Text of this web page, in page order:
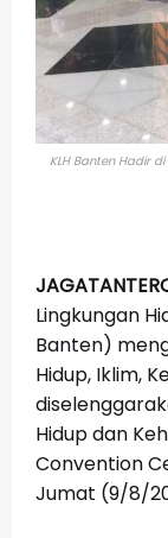
KLH Banten Hadir
Lingkungan
Banten)
Hidup, Iklim,
Hidup dan
Convention
Jumat (9/8/